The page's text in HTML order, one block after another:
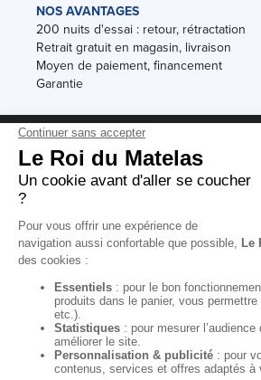
NOS AVANTAGES
200 nuits d'essai : retour, rétractation
Retrait gratuit en magasin, livraison
Moyen de paiement, financement
Garantie
Conditions des offres
Black Friday
Destockage
Conditions Générales de vente magasin
Mentions Légales
Données personnelles
Codes promo Le Roi du Matelas